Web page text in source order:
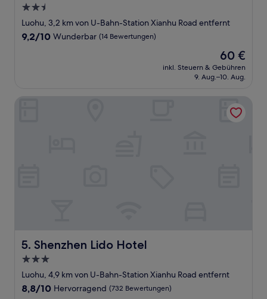
2.5-
Sterne-
Unterkunft
Luohu, 3,2 km von U-Bahn-Station Xianhu Road entfernt
9.2
9,2/10 Wunderbar (14 Bewertungen)
Der
Preis
beträgt
60 €
inkl. Steuern & Gebühren
9. Aug.–10. Aug.
5. Shenzhen Lido Hotel
Shenzhen Lido Hotel
3.0-
Sterne-
Unterkunft
Luohu, 4,9 km von U-Bahn-Station Xianhu Road entfernt
8.8
8,8/10 Hervorragend (732 Bewertungen)